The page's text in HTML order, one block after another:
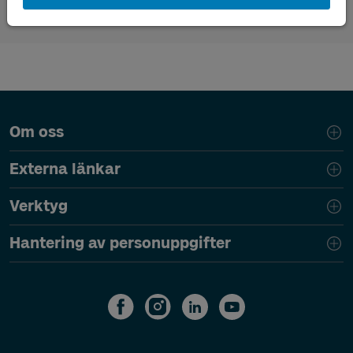
Sidfotsnavigering
Om oss
Externa länkar
Verktyg
Hantering av personuppgifter